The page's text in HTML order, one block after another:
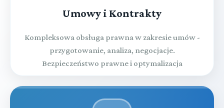
Umowy i Kontrakty
Kompleksowa obsługa prawna w zakresie umów -
przygotowanie, analiza, negocjacje.
Bezpieczeństwo prawne i optymalizacja